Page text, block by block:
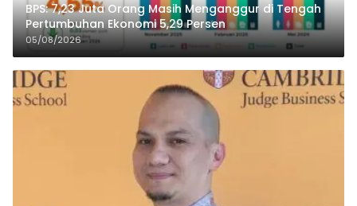
BPS: 7,23 Juta Orang Masih Menganggur di Tengah
Pertumbuhan Ekonomi 5,29 Persen
05/08/2026